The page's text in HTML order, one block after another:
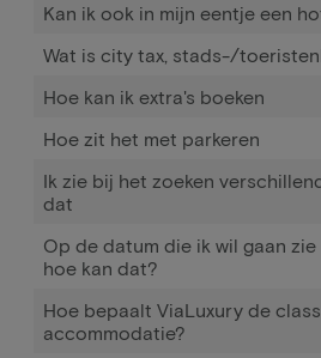
Kan ik ook in mijn eentje een
Wat is city tax, stads-/
Hoe kan ik extra's boeken
Hoe zit het met parkeren
Ik zie bij het zoeken
dat
Op de datum die ik wil gaan
hoe kan dat?
Hoe bepaalt ViaLuxury de
accommodatie?